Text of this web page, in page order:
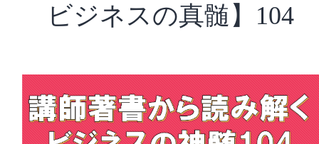
く
べ
と】
vol.224
ビジネスの真髄】104